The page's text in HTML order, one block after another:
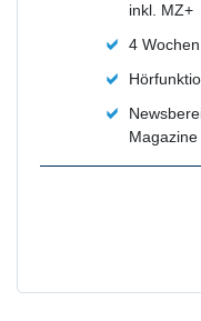
inkl. MZ+
4
Magazine